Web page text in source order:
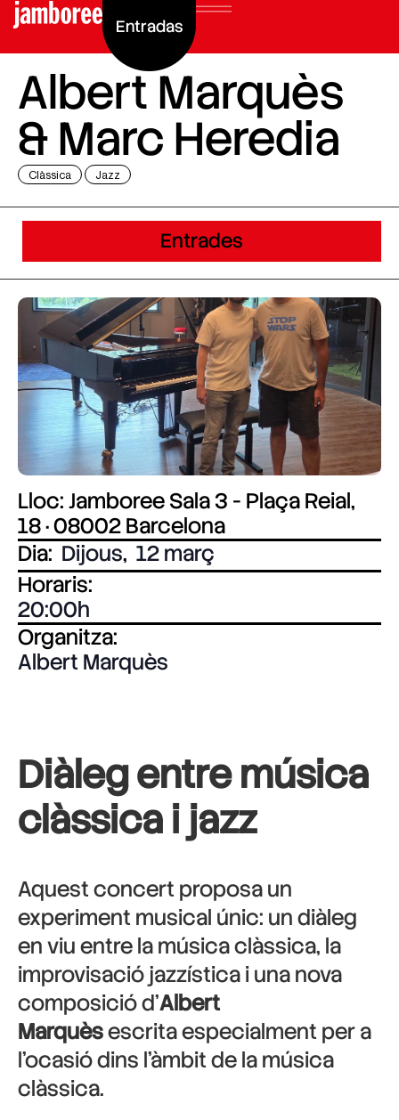
Entradas
Albert Marquès
& Marc Heredia
Clàssica Jazz
Entrades
Lloc: Jamboree Sala 3 - Plaça Reial,
18 · 08002 Barcelona
Dia: Dijous, 12 març
Horaris:
20:00
Organitza:
Albert Marquès
Diàleg entre música
clàssica i jazz
Aquest concert proposa un
experiment musical únic: un diàleg
en viu entre la música clàssica, la
improvisació jazzística i una nova
composició d’Albert
Marquèsescrita especialment per a
l’ocasió dins l’àmbit de la música
clàssica.